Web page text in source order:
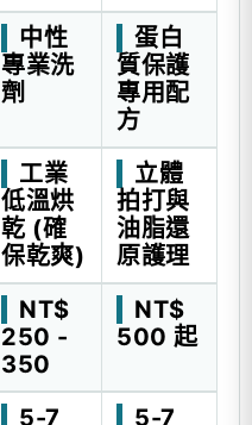
中性
專業洗
劑
蛋白
質保護
專用配
方
工業
低溫烘
乾 (確
保乾爽)
立體
拍打與
油脂還
原護理
NT$
250 -
350
NT$
500 起
5-7
5-7